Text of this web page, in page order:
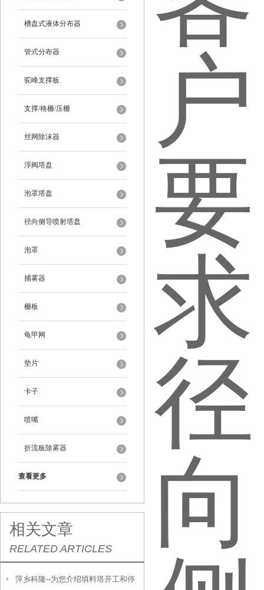
槽盘式液体分布器
管式分布器
驼峰支撑板
支撑/格栅/压栅
丝网除沫器
浮阀塔盘
泡罩塔盘
径向侧导喷射塔盘
泡罩
捕雾器
栅板
龟甲网
垫片
卡子
喷嘴
折流板除雾器
查看更多
相关文章
RELATED ARTICLES
萍乡科隆--为您介绍填料塔开工和停